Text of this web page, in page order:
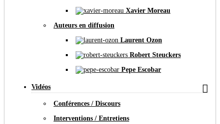
Xavier Moreau
Auteurs en diffusion
Laurent Ozon
Robert Steuckers
Pepe Escobar
Vidéos 
Conférences / Discours
Interventions / Entretiens